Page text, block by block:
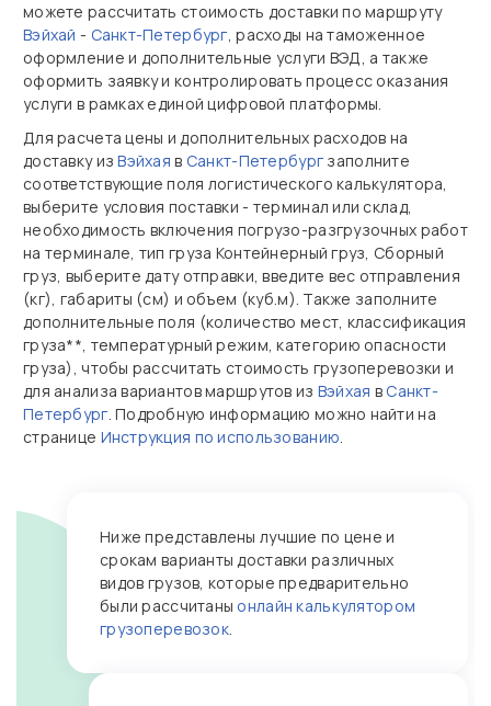
можете рассчитать стоимость доставки по маршруту
Вэйхай - Санкт-Петербург, расходы на таможенное
оформление и дополнительные услуги ВЭД, а также
оформить заявку и контролировать процесс оказания
услуги в рамках единой цифровой платформы.
Для расчета цены и дополнительных расходов на
доставку изВэйхая в Санкт-Петербург заполните
соответствующие поля логистического калькулятора,
выберите условия поставки - терминал или склад,
необходимость включения погрузо-разгрузочных работ
на терминале, тип груза Контейнерный груз, Сборный
груз, выберите дату отправки, введите вес отправления
(кг), габариты (см) и объем (куб.м). Также заполните
дополнительные поля (количество мест, классификация
груза**, температурный режим, категорию опасности
груза), чтобы рассчитать стоимость грузоперевозки и
для анализа вариантов маршрутов из Вэйхая в Санкт-
Петербург. Подробную информацию можно найти на
странице Инструкция по использованию.
Ниже представлены лучшие по цене и
срокам варианты доставки различных
видов грузов, которые предварительно
были рассчитаны онлайн калькулятором
грузоперевозок.